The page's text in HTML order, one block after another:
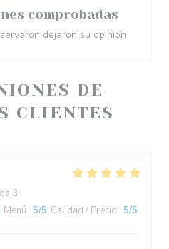
DE
CLIENTES
3
Menú : 5/5 Calidad / Precio : 5/5
comprobadas
dejaron su opinión